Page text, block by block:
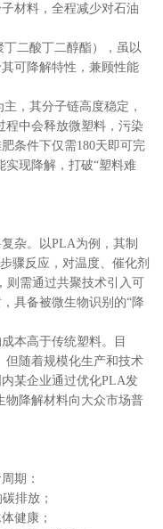
材料，全程减少对石油
丁二酸丁二醇酯），虽以
可降解特性，兼顾性能
，其分子链高度稳定，
程中会释放微塑料，污染
条件下仅需180天即可完
实现降解，打破“塑料难
杂。以PLA为例，其制
骤反应，对温度、催化剂
则需通过共聚技术引入可
具备被微生物识别的“降
本高于传统塑料。目
但随着规模化生产和技术
某企业通过优化PLA发
物降解材料向大众市场普
期：
排放；
健康；